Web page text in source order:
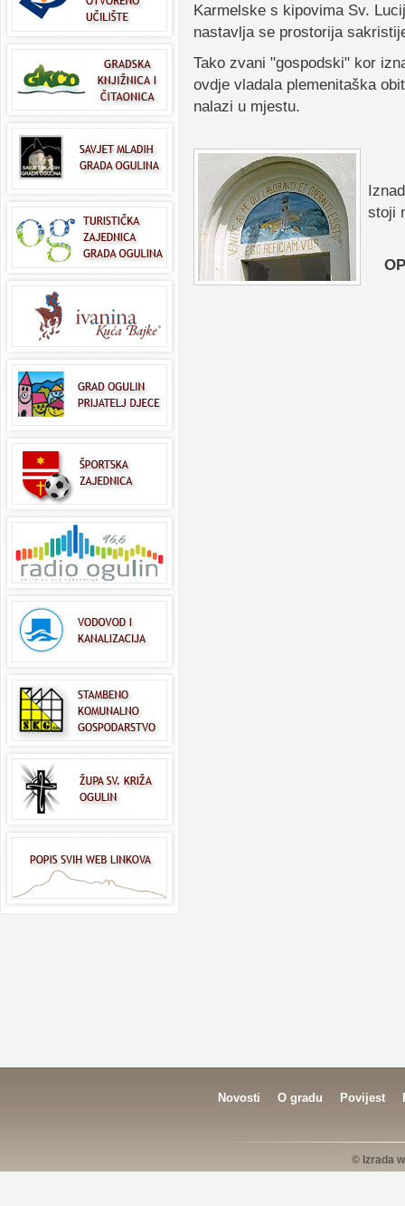
Karmelske s kipovima Sv.
nastavlja se prostorija
Tako zvani "gospodski" kor
ovdje vladala plemenitaška
nalazi u mjestu.
stoji
Novosti O gradu Povijest
© Izrada